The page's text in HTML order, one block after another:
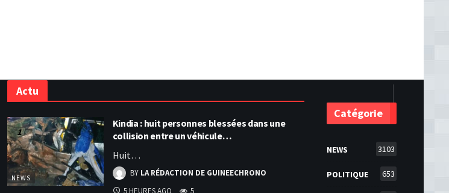
Actu
NEWS
Kindia : huit personnes blessées dans une
collision entre un véhicule…
Huit…
BY LA RÉDACTION DE GUINEECHRONO
5 HEURES AGO
5
Catégorie
NEWS 3103
POLITIQUE 653